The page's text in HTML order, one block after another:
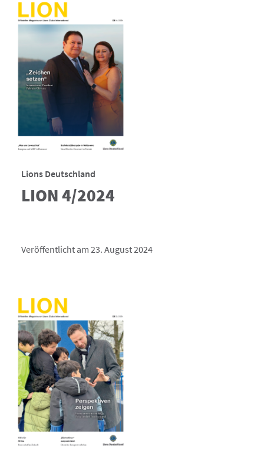
Lions Deutschland
LION 4/2024
Veröffentlicht am 23. August 2024